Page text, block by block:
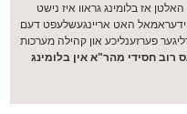
אז בלומינג גראוו איז נישט
ווידעראמאל האט אריינגעשלעפט דעם
פערזענליכע און קהילה מערכות
רוב חסידי מהר"א אין בלומינג